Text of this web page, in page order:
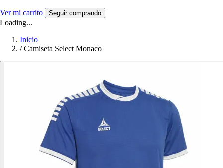
Ver mi carrito Seguir comprando
Loading...
Inicio
/ Camiseta Select Monaco